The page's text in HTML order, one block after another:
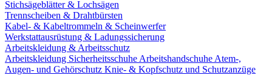
Stichsägeblätter & Lochsägen
Trennscheiben & Drahtbürsten
Kabel- & Kabeltrommeln & Scheinwerfer
Werkstattausrüstung & Ladungssicherung
Arbeitskleidung & Arbeitsschutz
Arbeitskleidung Sicherheitsschuhe Arbeitshandschuhe Atem-,
Augen- und Gehörschutz Knie- & Kopfschutz und Schutzanzüge